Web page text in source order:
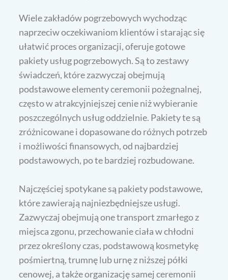
Wiele zakładów pogrzebowych wychodząc
naprzeciw oczekiwaniom klientów i starając się
ułatwić proces organizacji, oferuje gotowe
pakiety usług pogrzebowych. Są to zestawy
świadczeń, które zazwyczaj obejmują
podstawowe elementy ceremonii pożegnalnej,
często w atrakcyjniejszej cenie niż wybieranie
poszczególnych usług oddzielnie. Pakiety te są
zróżnicowane i dopasowane do różnych potrzeb
i możliwości finansowych, od najbardziej
podstawowych, po te bardziej rozbudowane.
Najczęściej spotykane są pakiety podstawowe,
które zawierają najniezbędniejsze usługi.
Zazwyczaj obejmują one transport zmarłego z
miejsca zgonu, przechowanie ciała w chłodni
przez określony czas, podstawową kosmetykę
pośmiertną, trumnę lub urnę z niższej półki
cenowej, a także organizację samej ceremonii